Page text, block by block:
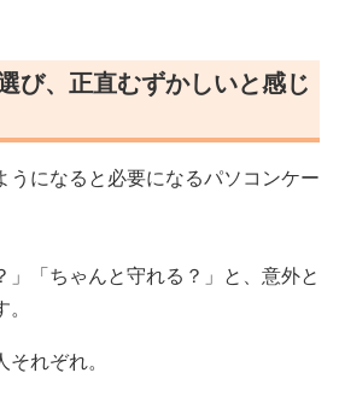
び、正直むずかしいと感じ
うになると必要になるパソコンケー
」「ちゃんと守れる？」と、意外と
れぞれ。